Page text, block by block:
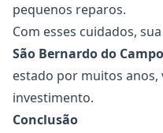
pequenos reparos.
Com esses cuidados, sua
São Bernardo do Campo
estado por muitos anos,
investimento.
Conclusão